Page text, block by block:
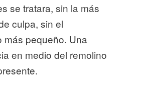
se tratara, sin la más
culpa, sin el
más pequeño. Una
en medio del remolino